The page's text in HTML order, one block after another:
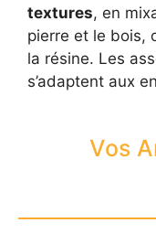
textures, en
pierre et le bois,
la résine. Les
s’adaptent aux
Vos